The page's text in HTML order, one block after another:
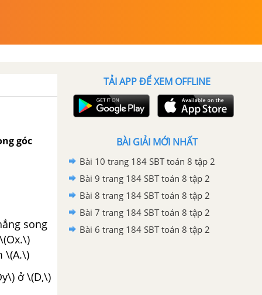
góc
song
\(A.\)
ở \(D,\)
TẢI APP ĐỂ XEM OFFLINE
BÀI GIẢI MỚI NHẤT
Bài 10 trang 184 SBT toán 8 tập 2
Bài 9 trang 184 SBT toán 8 tập 2
Bài 8 trang 184 SBT toán 8 tập 2
Bài 7 trang 184 SBT toán 8 tập 2
Bài 6 trang 184 SBT toán 8 tập 2